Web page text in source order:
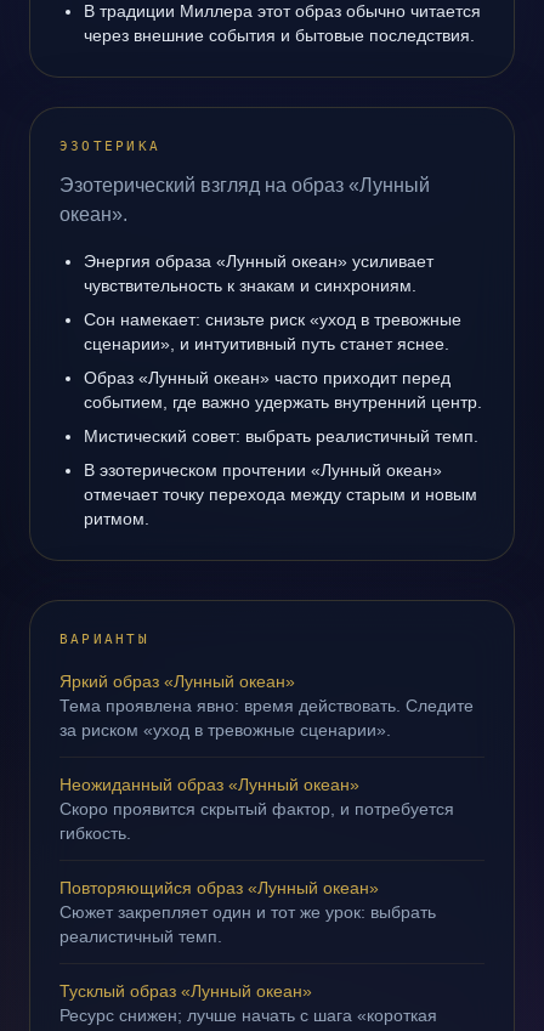
В традиции Миллера этот образ обычно читается
через внешние события и бытовые последствия.
ЭЗОТЕРИКА
Эзотерический взгляд на образ «Лунный
океан».
Энергия образа «Лунный океан» усиливает
чувствительность к знакам и синхрониям.
Сон намекает: снизьте риск «уход в тревожные
сценарии», и интуитивный путь станет яснее.
Образ «Лунный океан» часто приходит перед
событием, где важно удержать внутренний центр.
Мистический совет: выбрать реалистичный темп.
В эзотерическом прочтении «Лунный океан»
отмечает точку перехода между старым и новым
ритмом.
ВАРИАНТЫ
Яркий образ «Лунный океан»
Тема проявлена явно: время действовать. Следите
за риском «уход в тревожные сценарии».
Неожиданный образ «Лунный океан»
Скоро проявится скрытый фактор, и потребуется
гибкость.
Повторяющийся образ «Лунный океан»
Сюжет закрепляет один и тот же урок: выбрать
реалистичный темп.
Тусклый образ «Лунный океан»
Ресурс снижен; лучше начать с шага «короткая